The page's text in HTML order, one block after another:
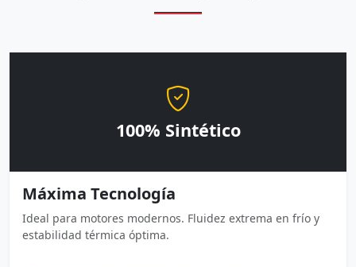
100% Sintético
Máxima Tecnología
Ideal para motores modernos. Fluidez extrema en frío y
estabilidad térmica óptima.